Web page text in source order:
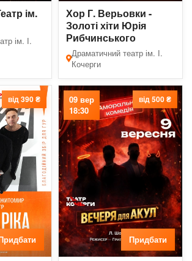
ім.
ім. І.
Хор Г. Верьовки -
Золоті хіти Юрія
Рибчинського
Драматичний театр ім. І.
Кочерги
від 390 ₴
09 вер
18:30
від 500 ₴
Придбати